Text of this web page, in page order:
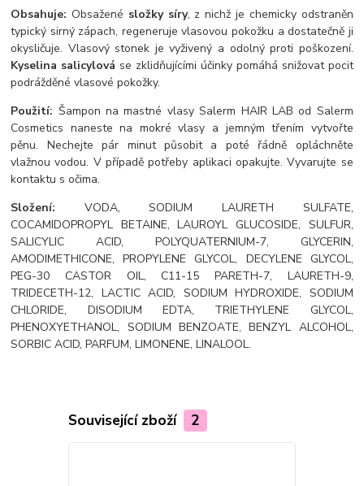
Obsahuje: Obsažené složky síry, z nichž je chemicky odstraněn
typický sirný zápach, regeneruje vlasovou pokožku a dostatečně ji
okysličuje. Vlasový stonek je vyživený a odolný proti poškození.
Kyselina salicylová se zklidňujícími účinky pomáhá snižovat pocit
podrážděné vlasové pokožky.
Použití: Šampon na mastné vlasy Salerm HAIR LAB od Salerm
Cosmetics naneste na mokré vlasy a jemným třením vytvořte
pěnu. Nechejte pár minut působit a poté řádně opláchněte
vlažnou vodou. V případě potřeby aplikaci opakujte. Vyvarujte se
kontaktu s očima.
Složení: VODA, SODIUM LAURETH SULFATE,
COCAMIDOPROPYL BETAINE, LAUROYL GLUCOSIDE, SULFUR,
SALICYLIC ACID, POLYQUATERNIUM-7, GLYCERIN,
AMODIMETHICONE, PROPYLENE GLYCOL, DECYLENE GLYCOL,
PEG-30 CASTOR OIL, C11-15 PARETH-7, LAURETH-9,
TRIDECETH-12, LACTIC ACID, SODIUM HYDROXIDE, SODIUM
CHLORIDE, DISODIUM EDTA, TRIETHYLENE GLYCOL,
PHENOXYETHANOL, SODIUM BENZOATE, BENZYL ALCOHOL,
SORBIC ACID, PARFUM, LIMONENE, LINALOOL.
Související zboží 2